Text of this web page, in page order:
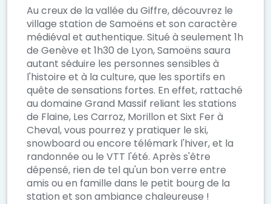
Au creux de la vallée du Giffre, découvrez le
village station de Samoëns et son caractère
médiéval et authentique. Situé à seulement 1h
de Genève et 1h30 de Lyon, Samoëns saura
autant séduire les personnes sensibles à
l'histoire et à la culture, que les sportifs en
quête de sensations fortes. En effet, rattaché
au domaine Grand Massif reliant les stations
de Flaine, Les Carroz, Morillon et Sixt Fer à
Cheval, vous pourrez y pratiquer le ski,
snowboard ou encore télémark l'hiver, et la
randonnée ou le VTT l'été. Après s'être
dépensé, rien de tel qu'un bon verre entre
amis ou en famille dans le petit bourg de la
station et son ambiance chaleureuse !